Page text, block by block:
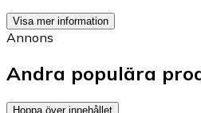
Visa mer information
Annons
Andra populära
Hoppa över innehållet